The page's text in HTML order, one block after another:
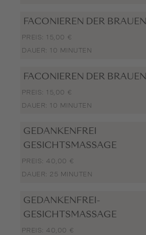
FACONIEREN DER BRAUEN
PREIS: 15,00 €
DAUER: 10 MINUTEN
FACONIEREN DER BRAUEN
PREIS: 15,00 €
DAUER: 10 MINUTEN
GEDANKENFREI
GESICHTSMASSAGE
PREIS: 40,00 €
DAUER: 25 MINUTEN
GEDANKENFREI-
GESICHTSMASSAGE
PREIS: 40,00 €